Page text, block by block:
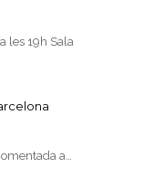
les 19h Sala
a…